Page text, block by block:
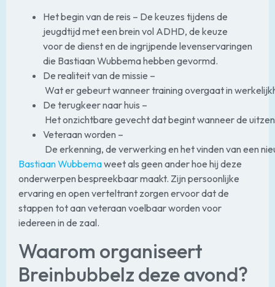
Het begin van de reis – De keuzes tijdens de
jeugdtijd met een brein vol ADHD, de keuze
voor de dienst en de ingrijpende levenservaringen
die Bastiaan Wubbema hebben gevormd.
De realiteit van de missie –
Wat er gebeurt wanneer training overgaat in
De terugkeer naar huis –
Het onzichtbare gevecht dat begint wanneer de
Veteraan worden –
De erkenning, de verwerking en het vinden van een
Bastiaan Wubbemaweet als geen ander hoe hij deze
onderwerpen bespreekbaar maakt. Zijn persoonlijke
ervaring en open verteltrant zorgen ervoor dat de
stappen tot aan veteraan voelbaar worden voor
iedereen in de zaal.
Waarom organiseert
Breinbubbelz deze avond?